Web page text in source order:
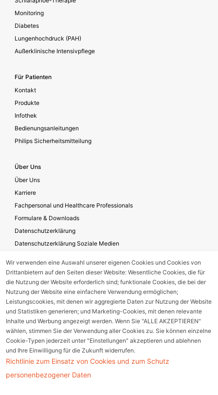
Monitoring
Diabetes
Lungenhochdruck (PAH)
Außerklinische Intensivpflege
Für Patienten
Kontakt
Produkte
Infothek
Bedienungsanleitungen
Philips Sicherheitsmitteilung
Über Uns
Über Uns
Karriere
Fachpersonal und Healthcare Professionals
Formulare & Downloads
Datenschutzerklärung
Datenschutzerklärung Soziale Medien
Impressum
Unternehmensverantwortung
Gerätestörung melden
Nebenwirkungsmeldung
Cookie Einstellungen
Wir verwenden eine Auswahl unserer eigenen Cookies und Cookies von
Drittanbietern auf den Seiten dieser Website: Wesentliche Cookies, die für
die Nutzung der Website erforderlich sind; funktionale Cookies, die bei der
Nutzung der Website eine einfachere Verwendung ermöglichen;
Leistungscookies, mit denen wir aggregierte Daten zur Nutzung der Website
und Statistiken generieren; und Marketing-Cookies, mit denen relevante
Inhalte und Werbung angezeigt werden. Wenn Sie "ALLE AKZEPTIEREN"
wählen, stimmen Sie der Verwendung aller Cookies zu. Sie können einzelne
Cookie-Typen jederzeit unter "Einstellungen" akzeptieren und ablehnen
und Ihre Einwilligung für die Zukunft widerrufen.
Richtlinie zum Einsatz von Cookies und zum Schutz
personenbezogener Daten